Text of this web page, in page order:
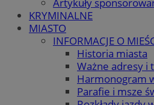
KRYMINALNE
MIASTO
INFORMACJE O
Historia miasta
Ważne adresy i
Harmonogram
Parafie i msze